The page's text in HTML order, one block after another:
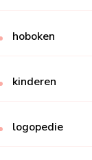
hoboken
kinderen
logopedie